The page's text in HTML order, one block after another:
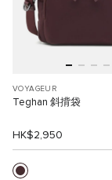
VOYAGEUR
Teghan 斜揹袋
HK$2,950